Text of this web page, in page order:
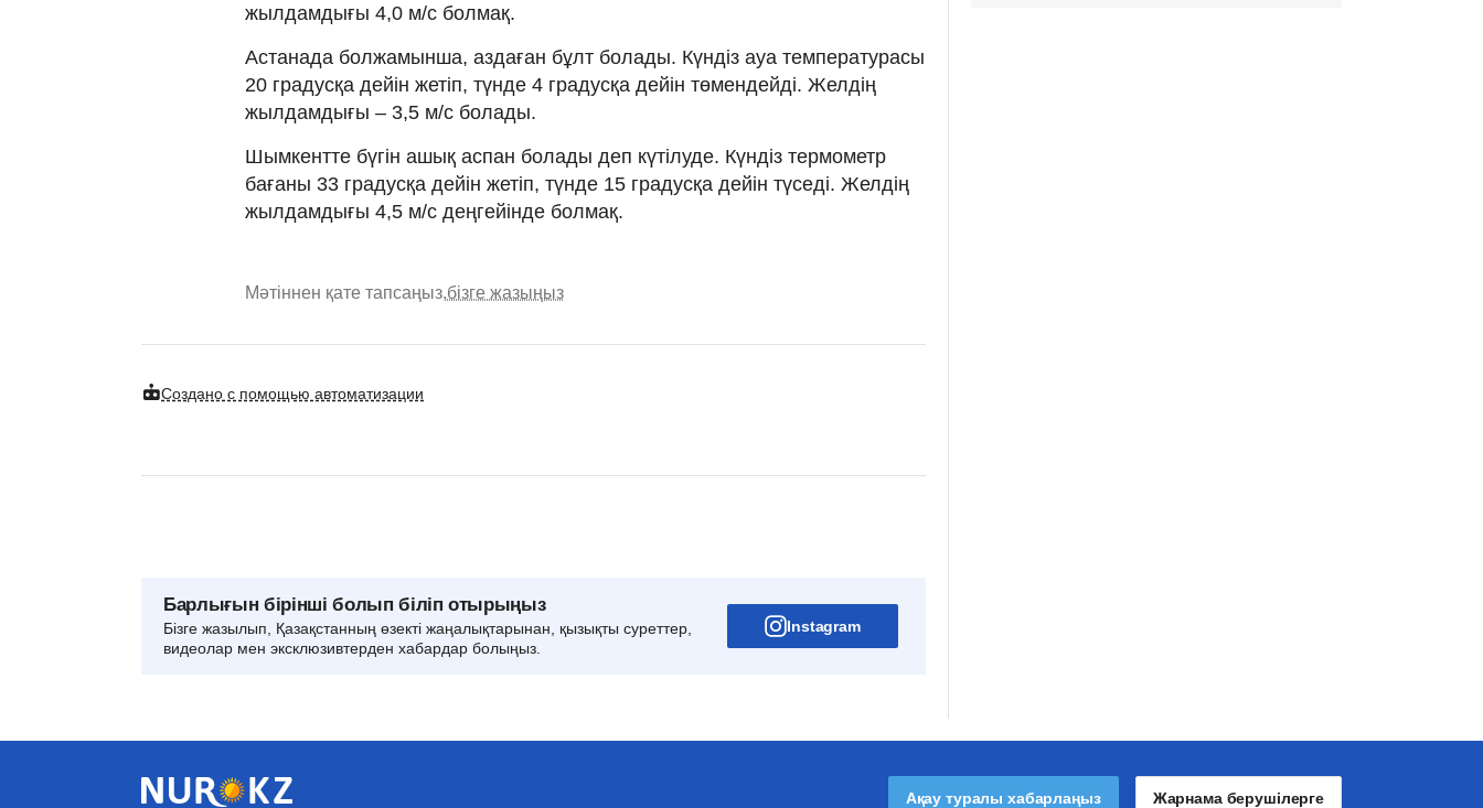
жылдамдығы 4,0 м/с болмақ.
Астанада болжамынша, аздаған бұлт болады. Күндіз ауа температурасы
20 градусқа дейін жетіп, түнде 4 градусқа дейін төмендейді. Желдің
жылдамдығы – 3,5 м/с болады.
Шымкентте бүгін ашық аспан болады деп күтілуде. Күндіз термометр
бағаны 33 градусқа дейін жетіп, түнде 15 градусқа дейін түседі. Желдің
жылдамдығы 4,5 м/с деңгейінде болмақ.
Мәтіннен қате тапсаңыз,бізге жазыңыз
Создано с помощью автоматизации
Барлығын бірінші болып біліп отырыңыз
Бізге жазылып, Қазақстанның өзекті жаңалықтарынан, қызықты суреттер,
видеолар мен эксклюзивтерден хабардар болыңыз.
Instagram
Ақау туралы хабарлаңыз Жарнама берушілерге